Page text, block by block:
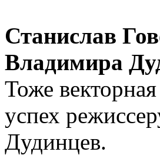
Станислав
Владимира
Тоже
успех
Дудинцев.